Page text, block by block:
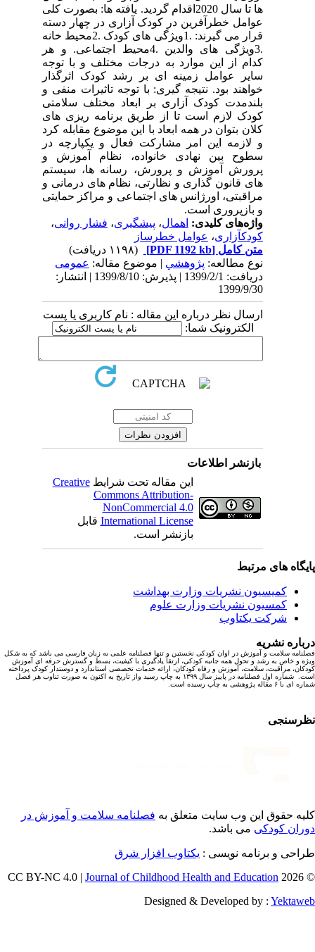
ها تا سال 2020اقدام گردید. یافته ها: بصورت کلی
عوامل خطرآفرین در کودک آزاری در چهار دسته
قرار می گیرند: .1ویژگی های کودک .2محیط خانه
.3ویژگی های والدین .4محیط اجتماعی. و هر
کدام از این موارد به درجات مختلف و با توجه
سایر عوامل زمینه ای بر رشد کودک اثرگذار
خواهند بود. نتیجه گیری: با توجه تاثیرات منفی و
بلندمدت کودک آزاری بر ابعاد مختلف سلامتی
کودک لازم است تا از طریق برنامه ریزی های
کلان بتوان در همه ابعاد با این موضوع مقابله کرد
و لازمه این امر مشارکت فعال و یکپارچه در
سطوح بین نهادی خانواده، نظام آموزش و
پرورش آموزش و پرورش، رسانه ها، سیستم
های قانون گذاری و نظارتی، نظام های درمانی و
مراقبتی، اورژانس های اجتماعی و مراکز حمایتی
و بازپروری است.
واژه‌های کلیدی:اهمال،پیشگیری،فشار روانی،
کودکآزاری،عوامل خطرساز
متن کامل[PDF 1192 kb]
نوع مطالعه:پژوهشي| موضوع مقاله:عمومى
دریافت: 1399/2/1 | پذیرش: 1399/8/10 | انتشار:
1399/9/30
ارسال نظر درباره این مقاله : نام کاربری یا پست
الکترونیک شما:
بازنشر اطلاعات
این مقاله تحت شرایطCreative
Commons Attribution-
NonCommercial 4.0
International Licenseقابل
بازنشر است.
های مرتبط
کمیسیون نشریات وزارت بهداشت
کمسیون نشریات وزارت علوم
شرکت یکتاوب
نشریه
سلامت و آموزش در اوان کودکی نخستین و تنها فصلنامه علمی به زبان فارسی می باشد که به شکل
و خاص به رشد و تحول همه جانبه کودکی، ارتقا یادگیری با کیفیت، بسط و گسترش حرفه ای آموزش
مراقبت، سلامت، آموزش و رفاه کودکان، ارائه خدمات تخصصی استاندارد و دوستدار کودک پرداخته
است. شماره اول فصلنامه در پاییز سال ۱۳۹۹ به چاپ رسید واز تاریخ به اکنون به صورت تناوب هر فصل
۶ مقاله پژوهشی به چاپ رسیده است.
حقوق این وب سایت متعلق بهفصلنامه سلامت و آموزش در
کودکیمی باشد.
و برنامه نویسی : یکتاوب افزار شرق
©
Journal of Childhood Health and Education
Designed & Developed by :